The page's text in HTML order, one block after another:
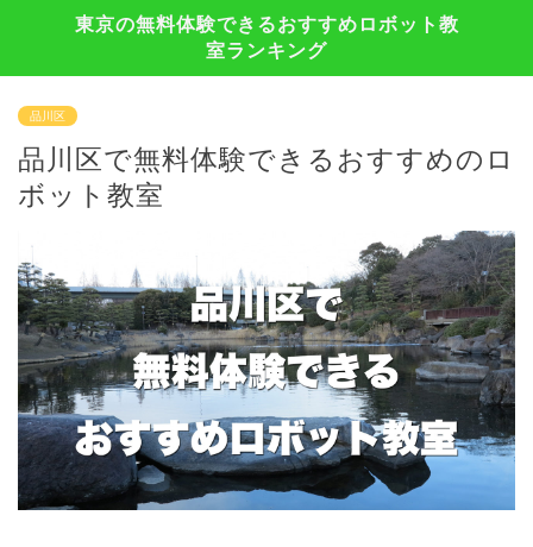
東京の無料体験できるおすすめロボット教
室ランキング
品川区
品川区で無料体験できるおすすめのロ
ボット教室